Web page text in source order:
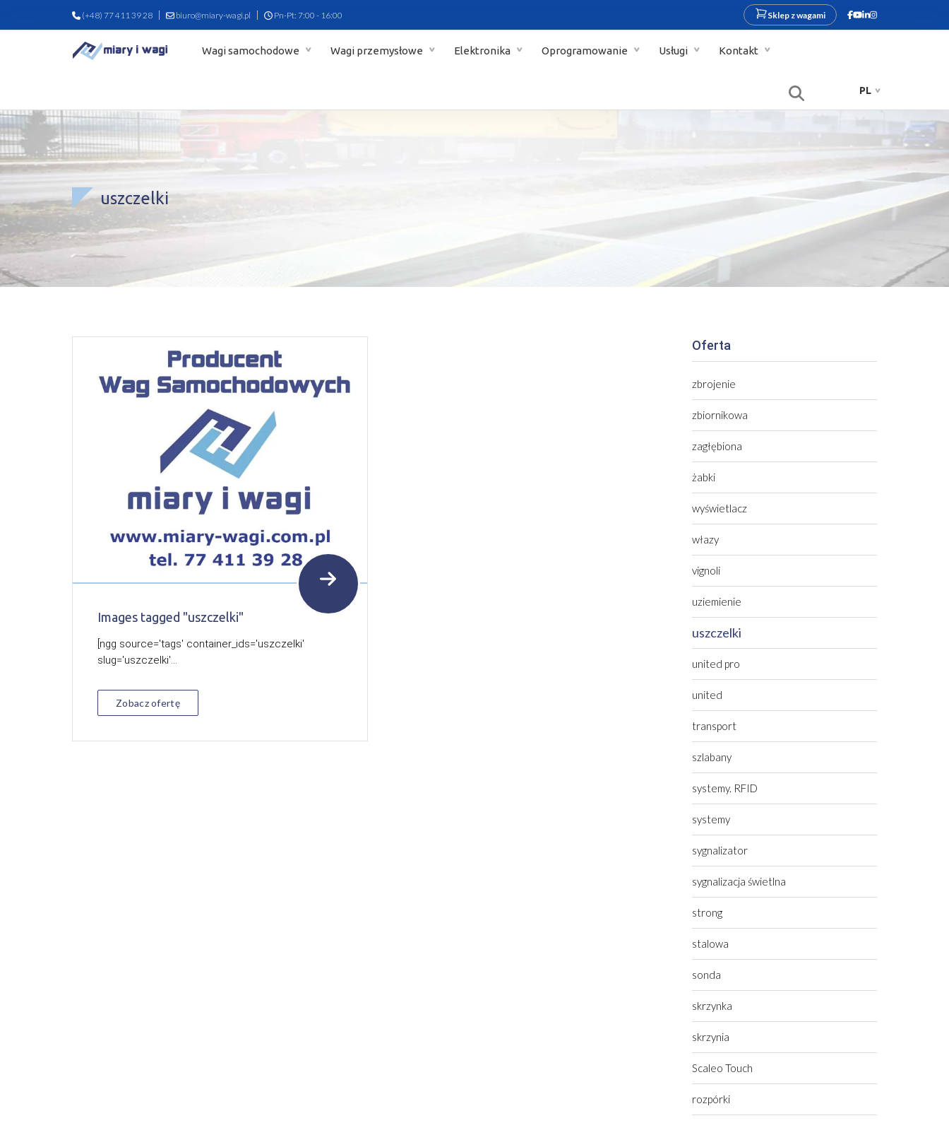
(+48) 77 411 39 28 biuro@miary-wagi.pl Pn-Pt: 7:00 - 16:00 Sklep z wagami
Wagi samochodowe Wagi przemysłowe Elektronika Oprogramowanie Usługi Kontakt
PL
uszczelki
Images tagged "uszczelki"
[ngg source='tags' container_ids='uszczelki'
slug='uszczelki'...
Zobacz ofertę
Oferta
zbrojenie
zbiornikowa
zagłębiona
żabki
wyświetlacz
włazy
vignoli
uziemienie
uszczelki
united pro
united
transport
szlabany
systemy. RFID
systemy
sygnalizator
sygnalizacja świetlna
strong
stalowa
sonda
skrzynka
skrzynia
Scaleo Touch
rozpórki